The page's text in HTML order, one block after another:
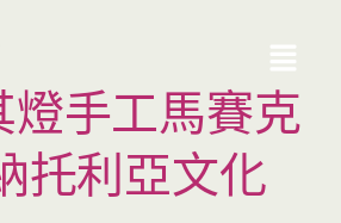
手工馬賽克
托利亞文化